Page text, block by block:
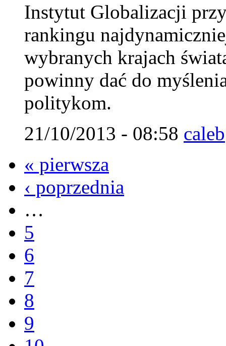
Instytut Globalizacji
rankingu
wybranych krajach
powinny dać do
politykom.
21/10/2013 - 08:58 caleb
« pierwsza
‹ poprzednia
…
5
6
7
8
9